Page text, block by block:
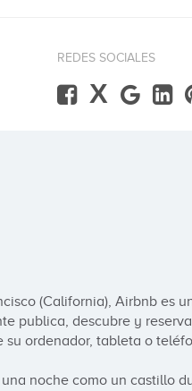
REDES SOCIALES
X
(California), Airbnb es
publica, descubre y reserva
ordenador, tableta o
noche como un castillo